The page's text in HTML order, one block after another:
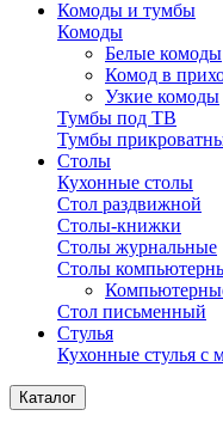
Комоды и тумбы
Комоды
Белые комоды
Комод в
Узкие комоды
Тумбы под ТВ
Тумбы
Столы
Кухонные столы
Стол раздвижной
Столы-книжки
Столы журнальные
Столы
Стол письменный
Стулья
Кухонные стулья с
Каталог